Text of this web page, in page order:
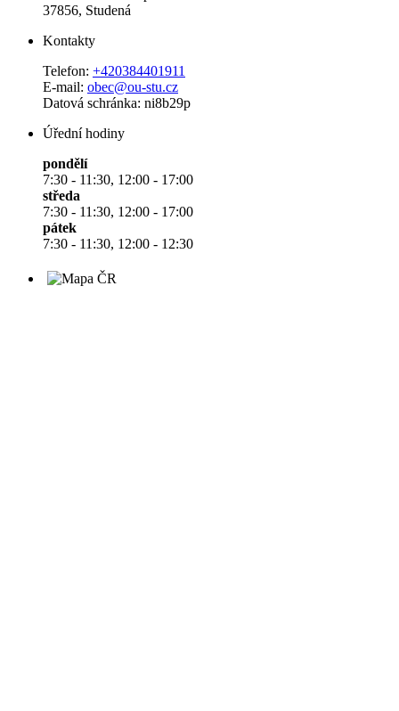
37856, Studená
Kontakty
Telefon: +420384401911
E-mail: obec@ou-stu.cz
Datová schránka: ni8b29p
Úřední hodiny
pondělí
7:30 - 11:30, 12:00 - 17:00
středa
7:30 - 11:30, 12:00 - 17:00
pátek
7:30 - 11:30, 12:00 - 12:30